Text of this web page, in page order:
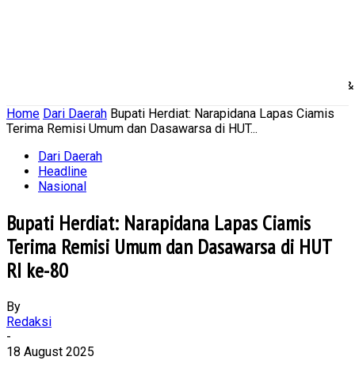
Politik
Home Dari Daerah Bupati Herdiat: Narapidana Lapas Ciamis
Terima Remisi Umum dan Dasawarsa di HUT...
Dari Daerah
Headline
Nasional
Bupati Herdiat: Narapidana Lapas Ciamis
Terima Remisi Umum dan Dasawarsa di HUT
RI ke-80
By
Redaksi
-
18 August 2025